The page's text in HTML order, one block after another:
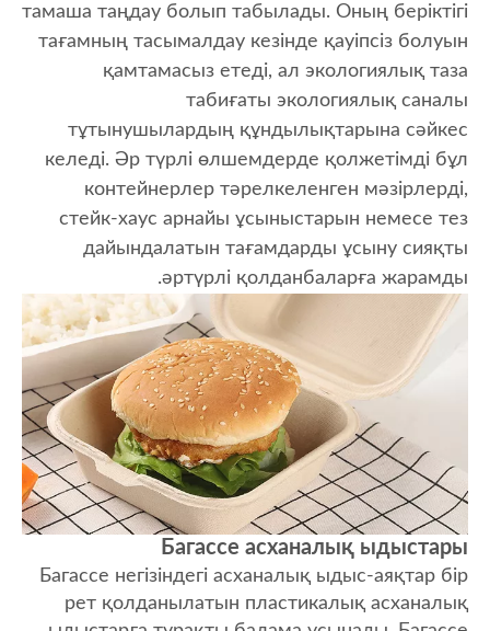
тамаша таңдау болып табылады. Оның беріктігі
тағамның тасымалдау кезінде қауіпсіз болуын
қамтамасыз етеді, ал экологиялық таза
табиғаты экологиялық саналы
тұтынушылардың құндылықтарына сәйкес
келеді. Әр түрлі өлшемдерде қолжетімді бұл
контейнерлер тәрелкеленген мәзірлерді,
стейк-хаус арнайы ұсыныстарын немесе тез
дайындалатын тағамдарды ұсыну сияқты
әртүрлі қолданбаларға жарамды.
Багассе асханалық ыдыстары
Багассе негізіндегі асханалық ыдыс-аяқтар бір
рет қолданылатын пластикалық асханалық